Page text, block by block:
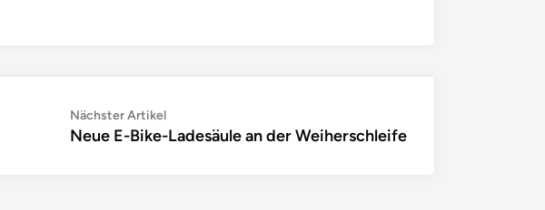
Nächster ArtikelNächster
Artikel:
Neue E-Bike-Ladesäule an der Weiherschleife